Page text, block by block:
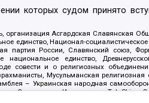
которых судом принято
организация Асгардская
единство, Национал-
партия России, Славянский союз,
единство,
и о религиозных
Мусульманская
– Украинская народная
Социальная Инициатива, TulaSkins,